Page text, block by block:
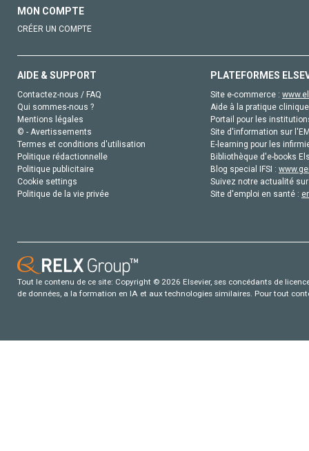
MON COMPTE
CRÉER UN COMPTE
AIDE & SUPPORT
Contactez-nous / FAQ
Qui sommes-nous ?
Mentions légales
© - Avertissements
Termes et conditions d'utilisation
Politique rédactionnelle
Politique publicitaire
Cookie settings
Politique de la vie privée
PLATEFORMES
Site e-commerce :
Aide à la pratique
Portail pour les
Site d'information sur
E-learning pour les
Bibliothèque d'e-books
Blog special IFSI :
Suivez notre actualité
Site d'emploi en santé :
Tout le contenu de ce site: Copyright © 2026 Elsevier, ses concédants de
de données, a la formation en IA et aux technologies similaires. Pour tout